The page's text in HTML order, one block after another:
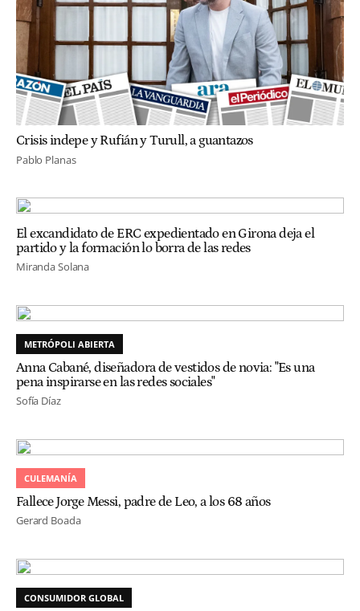
Crisis indepe y Rufián y Turull, a guantazos
Pablo Planas
El excandidato de ERC expedientado en Girona deja el
partido y la formación lo borra de las redes
Miranda Solana
METRÓPOLI ABIERTA
Anna Cabané, diseñadora de vestidos de novia: "Es una
pena inspirarse en las redes sociales"
Sofía Díaz
CULEMANÍA
Fallece Jorge Messi, padre de Leo, a los 68 años
Gerard Boada
CONSUMIDOR GLOBAL